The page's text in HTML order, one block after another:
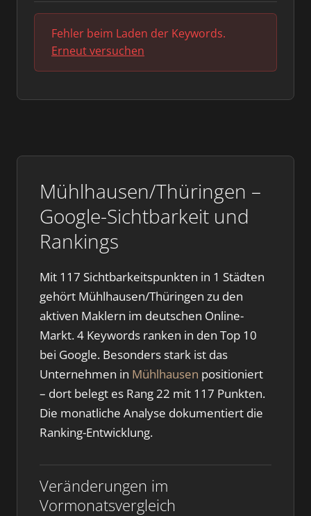
Mühlhausen/Thüringen –
Google-Sichtbarkeit und
Rankings
Mit 117 Sichtbarkeitspunkten in 1 Städten
gehört Mühlhausen/Thüringen zu den
aktiven Maklern im deutschen Online-
Markt. 4 Keywords ranken in den Top 10
bei Google. Besonders stark ist das
Unternehmen in Mühlhausen positioniert
– dort belegt es Rang 22 mit 117 Punkten.
Die monatliche Analyse dokumentiert die
Ranking-Entwicklung.
Veränderungen im
Vormonatsvergleich
Fehler beim Laden der Keywords.
Erneut versuchen